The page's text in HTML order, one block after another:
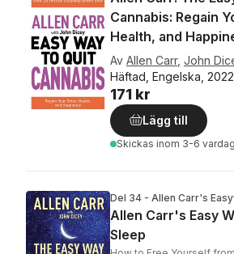
Cannabis: Regain
Health, and
Av Allen Carr, John
Häftad, Engelska, 2022
171 kr
Lägg till
Skickas inom 3-6
Del 34 - Allen Carr's
Allen Carr's Easy
Sleep